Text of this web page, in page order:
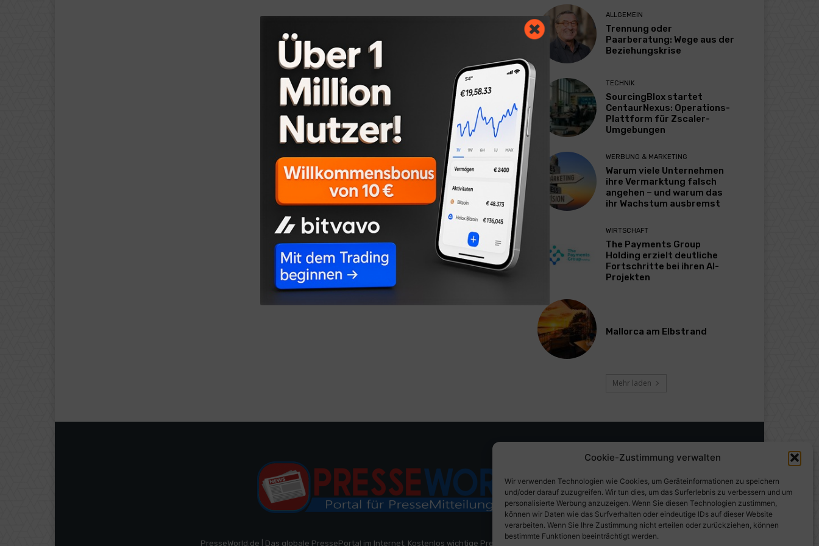
Cookie-Zustimmung verwalten
Wir verwenden Technologien wie Cookies, um Geräteinformationen zu speichern
und/oder darauf zuzugreifen. Wir tun dies, um das Surferlebnis zu verbessern und um
personalisierte Werbung anzuzeigen. Wenn Sie diesen Technologien zustimmen,
können wir Daten wie das Surfverhalten oder eindeutige IDs auf dieser Website
verarbeiten. Wenn Sie Ihre Zustimmung nicht erteilen oder zurückziehen, können
bestimmte Funktionen beeinträchtigt werden.
ALLGEMEIN
Trennung oder
Paarberatung: Wege aus der
Beziehungskrise
TECHNIK
SourcingBlox startet
CentaurNexus: Operations-
Plattform für Zscaler-
Umgebungen
WERBUNG & MARKETING
Warum viele Unternehmen
ihre Vermarktung falsch
angehen – und warum das
ihr Wachstum ausbremst
WIRTSCHAFT
The Payments Group
Holding erzielt deutliche
Fortschritte bei ihren AI-
Projekten
Mallorca am Elbstrand
Mehr laden
PresseWorld.de | Das globale PressePortal im Internet. Kostenlos wichtige PresseMitteilungen auf PresseWorld